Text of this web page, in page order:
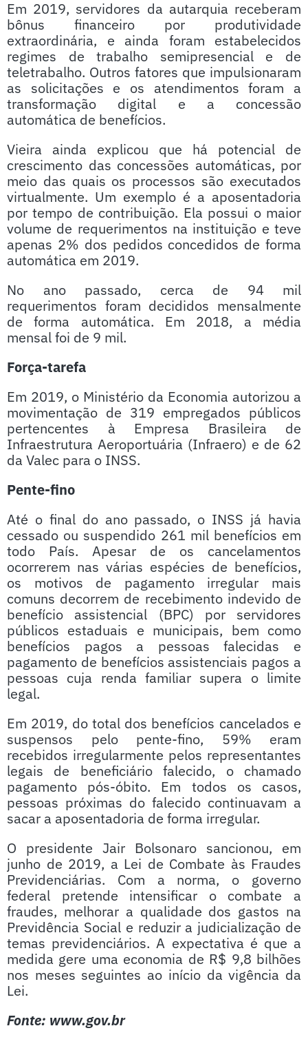
Em 2019, servidores da autarquia receberam
bônus financeiro por produtividade
extraordinária, e ainda foram estabelecidos
regimes de trabalho semipresencial e de
teletrabalho. Outros fatores que impulsionaram
as solicitações e os atendimentos foram a
transformação digital e a concessão
automática de benefícios.
Vieira ainda explicou que há potencial de
crescimento das concessões automáticas, por
meio das quais os processos são executados
virtualmente. Um exemplo é a aposentadoria
por tempo de contribuição. Ela possui o maior
volume de requerimentos na instituição e teve
apenas 2% dos pedidos concedidos de forma
automática em 2019.
No ano passado, cerca de 94 mil
requerimentos foram decididos mensalmente
de forma automática. Em 2018, a média
mensal foi de 9 mil.
Força-tarefa
Em 2019, o Ministério da Economia autorizou a
movimentação de 319 empregados públicos
pertencentes à Empresa Brasileira de
Infraestrutura Aeroportuária (Infraero) e de 62
da Valec para o INSS.
Pente-fino
Até o final do ano passado, o INSS já havia
cessado ou suspendido 261 mil benefícios em
todo País. Apesar de os cancelamentos
ocorrerem nas várias espécies de benefícios,
os motivos de pagamento irregular mais
comuns decorrem de recebimento indevido de
benefício assistencial (BPC) por servidores
públicos estaduais e municipais, bem como
benefícios pagos a pessoas falecidas e
pagamento de benefícios assistenciais pagos a
pessoas cuja renda familiar supera o limite
legal.
Em 2019, do total dos benefícios cancelados e
suspensos pelo pente-fino, 59% eram
recebidos irregularmente pelos representantes
legais de beneficiário falecido, o chamado
pagamento pós-óbito. Em todos os casos,
pessoas próximas do falecido continuavam a
sacar a aposentadoria de forma irregular.
O presidente Jair Bolsonaro sancionou, em
junho de 2019, a Lei de Combate às Fraudes
Previdenciárias. Com a norma, o governo
federal pretende intensificar o combate a
fraudes, melhorar a qualidade dos gastos na
Previdência Social e reduzir a judicialização de
temas previdenciários. A expectativa é que a
medida gere uma economia de R$ 9,8 bilhões
nos meses seguintes ao início da vigência da
Lei.
Fonte: www.gov.br